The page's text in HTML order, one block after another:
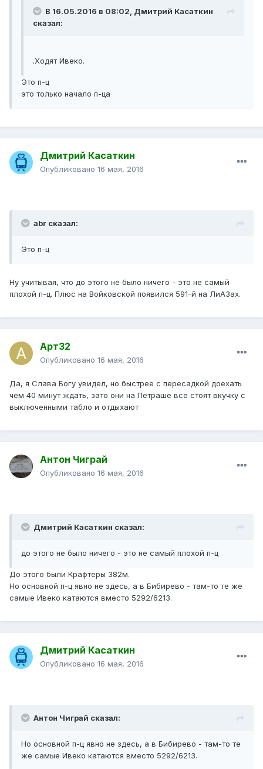
В 16.05.2016 в 08:02, Дмитрий Касаткин
сказал:
.Ходят Ивеко.
Это п-ц
это только начало п-ца
Дмитрий Касаткин
Опубликовано 16 мая, 2016
abr сказал:
Это п-ц
Ну учитывая, что до этого не было ничего - это не самый
плохой п-ц. Плюс на Войковской появился 591-й на ЛиАЗах.
Арт32
Опубликовано 16 мая, 2016
Да, я Слава Богу увидел, но быстрее с пересадкой доехать
чем 40 минут ждать, зато они на Петраше все стоят вкучку с
выключенными табло и отдыхают
Антон Чиграй
Опубликовано 16 мая, 2016
Дмитрий Касаткин сказал:
до этого не было ничего - это не самый плохой п-ц
До этого были Крафтеры 382м.
Но основной п-ц явно не здесь, а в Бибирево - там-то те же
самые Ивеко катаются вместо 5292/6213.
Дмитрий Касаткин
Опубликовано 16 мая, 2016
Антон Чиграй сказал:
Но основной п-ц явно не здесь, а в Бибирево - там-то те
же самые Ивеко катаются вместо 5292/6213.